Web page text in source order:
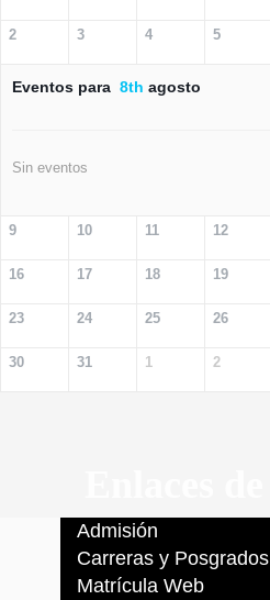
2 3 4 5
Eventos para 8th agosto
Sin eventos
9 10 11 12
16 17 18 19
23 24 25 26
30 31 1 2
Admisión
Carreras y Posgrados
Matrícula Web